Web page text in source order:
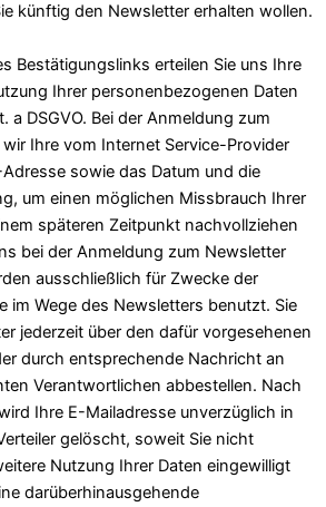
künftig den Newsletter erhalten wollen.
Bestätigungslinks erteilen Sie uns Ihre
Ihrer personenbezogenen Daten
a DSGVO. Bei der Anmeldung zum
Ihre vom Internet Service-Provider
sowie das Datum und die
um einen möglichen Missbrauch Ihrer
späteren Zeitpunkt nachvollziehen
bei der Anmeldung zum Newsletter
ausschließlich für Zwecke der
im Wege des Newsletters benutzt. Sie
jederzeit über den dafür vorgesehenen
durch entsprechende Nachricht an
Verantwortlichen abbestellen. Nach
Ihre E-Mailadresse unverzüglich in
gelöscht, soweit Sie nicht
Nutzung Ihrer Daten eingewilligt
darüberhinausgehende